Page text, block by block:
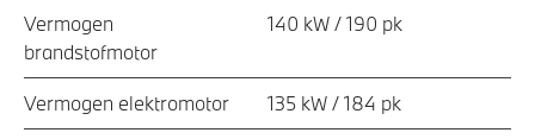
Vermogen
brandstofmotor
140 kW / 190 pk
Vermogen elektromotor 135 kW / 184 pk